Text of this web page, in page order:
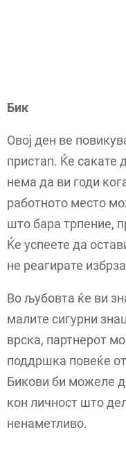
Бик
Овој ден ве
пристап. Ќе сакате
нема да ви годи
работното место
што бара трпение,
Ќе успеете да
не реагирате
Во љубовта ќе ви
малите сигурни
врска, партнерот
поддршка повеќе
Бикови би можеле
кон личност што
ненаметливо.